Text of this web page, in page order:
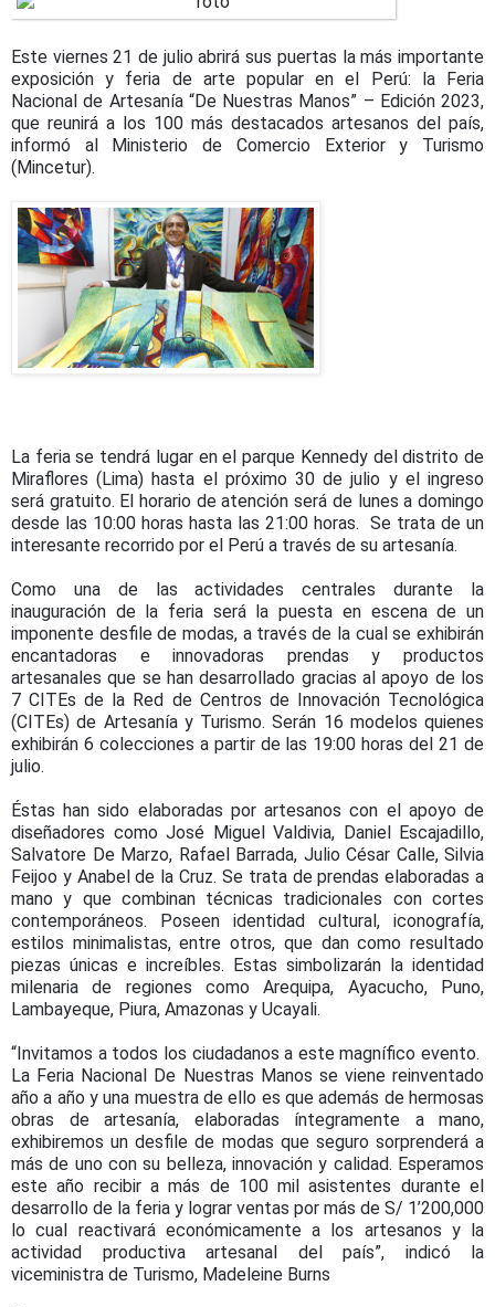
Este viernes 21 de julio abrirá sus puertas la más importante
exposición y feria de arte popular en el Perú: la Feria
Nacional de Artesanía “De Nuestras Manos” – Edición 2023,
que reunirá a los 100 más destacados artesanos del país,
informó al Ministerio de Comercio Exterior y Turismo
(Mincetur).
La feria se tendrá lugar en el parque Kennedy del distrito de
Miraflores (Lima) hasta el próximo 30 de julio y el ingreso
será gratuito. El horario de atención será de lunes a domingo
desde las 10:00 horas hasta las 21:00 horas. Se trata de un
interesante recorrido por el Perú a través de su artesanía.
Como una de las actividades centrales durante la
inauguración de la feria será la puesta en escena de un
imponente desfile de modas, a través de la cual se exhibirán
encantadoras e innovadoras prendas y productos
artesanales que se han desarrollado gracias al apoyo de los
7 CITEs de la Red de Centros de Innovación Tecnológica
(CITEs) de Artesanía y Turismo. Serán 16 modelos quienes
exhibirán 6 colecciones a partir de las 19:00 horas del 21 de
julio.
Éstas han sido elaboradas por artesanos con el apoyo de
diseñadores como José Miguel Valdivia, Daniel Escajadillo,
Salvatore De Marzo, Rafael Barrada, Julio César Calle, Silvia
Feijoo y Anabel de la Cruz. Se trata de prendas elaboradas a
mano y que combinan técnicas tradicionales con cortes
contemporáneos. Poseen identidad cultural, iconografía,
estilos minimalistas, entre otros, que dan como resultado
piezas únicas e increíbles. Estas simbolizarán la identidad
milenaria de regiones como Arequipa, Ayacucho, Puno,
Lambayeque, Piura, Amazonas y Ucayali.
“Invitamos a todos los ciudadanos a este magnífico evento.
La Feria Nacional De Nuestras Manos se viene reinventado
año a año y una muestra de ello es que además de hermosas
obras de artesanía, elaboradas íntegramente a mano,
exhibiremos un desfile de modas que seguro sorprenderá a
más de uno con su belleza, innovación y calidad. Esperamos
este año recibir a más de 100 mil asistentes durante el
desarrollo de la feria y lograr ventas por más de S/ 1’200,000
lo cual reactivará económicamente a los artesanos y la
actividad productiva artesanal del país”, indicó la
viceministra de Turismo, Madeleine Burns